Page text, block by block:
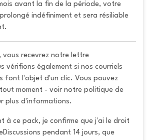
avant la fin de la période, votre
indéfiniment et sera résiliable
vous recevrez notre lettre
vérifions également si nos courriels
font l'objet d'un clic. Vous pouvez
moment - voir notre politique de
plus d'informations.
à ce pack, je confirme que j'ai le droit
pendant 14 jours, que